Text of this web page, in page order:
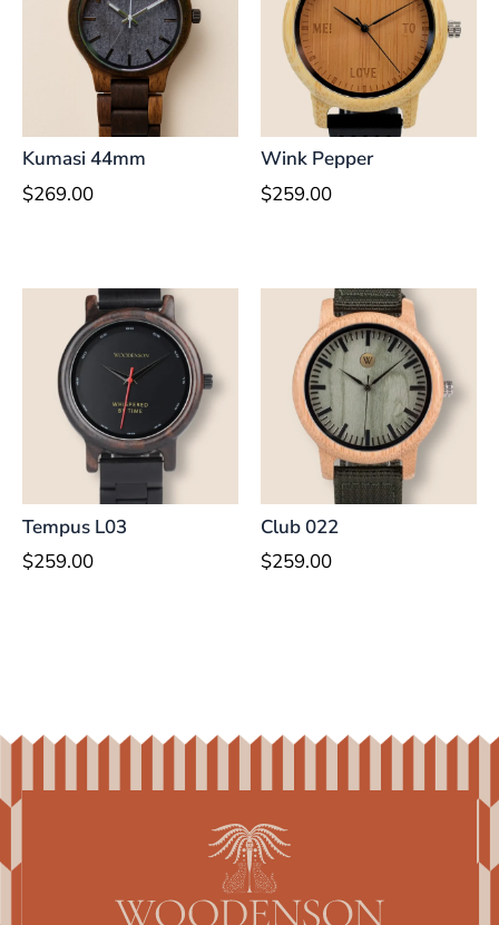
Kumasi 44mm
$269.00
Wink Pepper
$259.00
Tempus L03
$259.00
Club 022
$259.00